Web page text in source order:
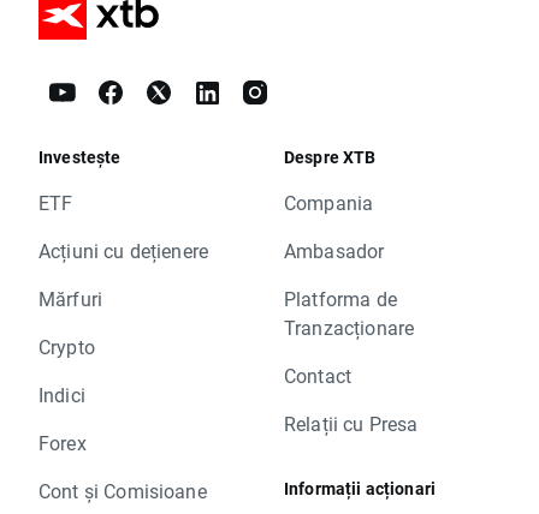
Investește
ETF
Acțiuni cu dețienere
Mărfuri
Crypto
Indici
Forex
Cont și Comisioane
Despre XTB
Compania
Ambasador
Platforma de
Tranzacționare
Contact
Relații cu Presa
Informații acționari